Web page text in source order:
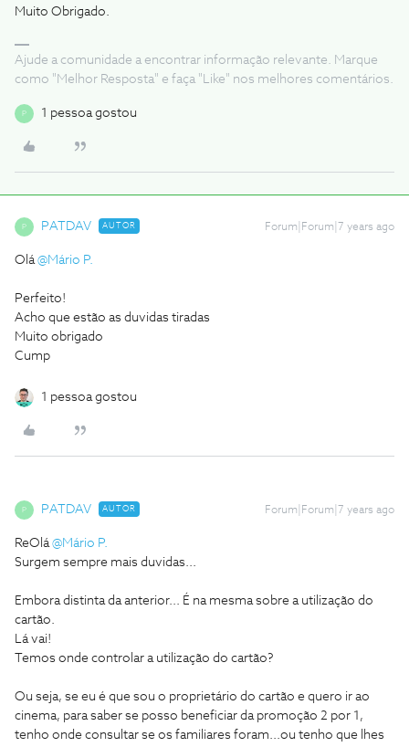
Muito Obrigado.
Ajude a comunidade a encontrar informação relevante. Marque
como "Melhor Resposta" e faça "Like" nos melhores comentários.
P 1 pessoa gostou
P PATDAV AUTOR Forum|Forum|7 years ago
Olá@Mário P.
Perfeito!
Acho que estão as duvidas tiradas
Muito obrigado
Cump
1 pessoa gostou
P PATDAV AUTOR Forum|Forum|7 years ago
ReOlá@Mário P.
Surgem sempre mais duvidas...
Embora distinta da anterior... É na mesma sobre a utilização do
cartão.
Lá vai!
Temos onde controlar a utilização do cartão?
Ou seja, se eu é que sou o proprietário do cartão e quero ir ao
cinema, para saber se posso beneficiar da promoção 2 por 1,
tenho onde consultar se os familiares foram...ou tenho que lhes